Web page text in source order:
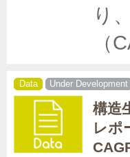
り
（
Data Under Development
構造
レポ